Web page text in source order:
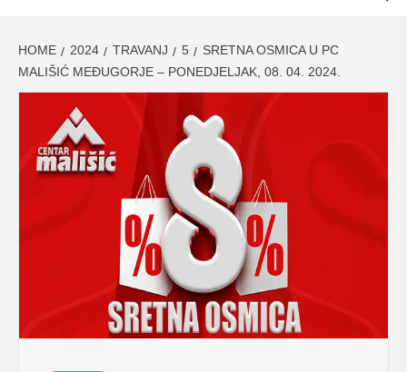
HOME 2024 TRAVANJ 5
SRETNA OSMICA U PC
MALIŠIĆ MEĐUGORJE – PONEDJELJAK, 08. 04. 2024.